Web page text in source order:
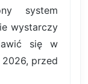
system
wystarczy
się w
przed